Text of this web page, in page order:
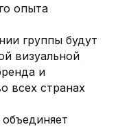
опыта
группы будут
визуальной
и
всех странах